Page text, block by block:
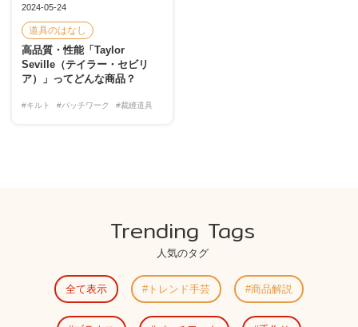
2024-05-24
道具のはなし
高品質・性能「Taylor
Seville（テイラー・セビリ
ア）」ってどんな商品？
#キルト #パッチワーク #裁縫道具
Trending Tags
人気のタグ
全て表示 トレンド手芸 商品解説